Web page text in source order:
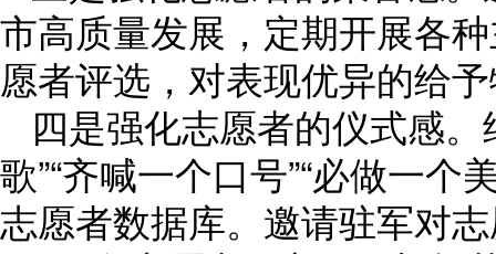
市高质量发展，定期开展各
愿者评选，对表现优异的给
四是强化志愿者的仪式感。
歌”“齐喊一个口号”“必做一个
志愿者数据库。邀请驻军对